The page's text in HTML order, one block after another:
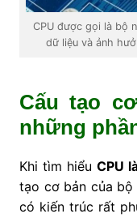
CPU được gọi là bộ
dữ liệu và ảnh
Cấu tạo
những
Khi tìm hiểuCPU
tạo cơ bản của bộ
có kiến trúc rất